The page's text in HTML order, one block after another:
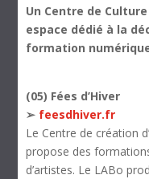
Un Centre de
espace dédié à la
formation
(05) Fées d’Hiver
➢ feesdhiver.fr
Le Centre de création
propose des
d’artistes. Le LABo